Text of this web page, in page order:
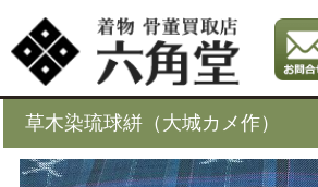
草木染琉球絣（大城カメ作）